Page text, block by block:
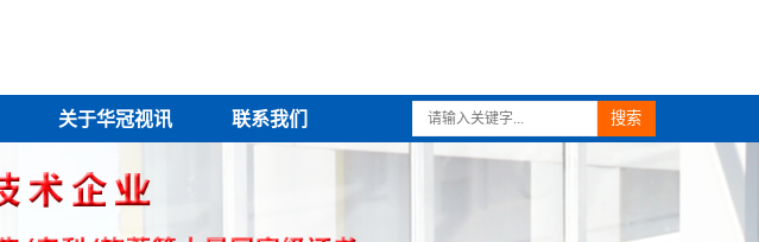
关于华冠视讯 联系我们 搜索